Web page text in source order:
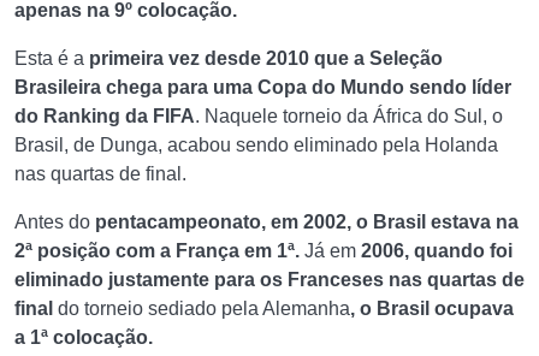
apenas na 9º colocação.
Esta é a primeira vez desde 2010 que a Seleção
Brasileira chega para uma Copa do Mundo sendo líder
do Ranking da FIFA. Naquele torneio da África do Sul, o
Brasil, de Dunga, acabou sendo eliminado pela Holanda
nas quartas de final.
Antes do pentacampeonato, em 2002, o Brasil estava na
2ª posição com a França em 1ª. Já em 2006, quando foi
eliminado justamente para os Franceses nas quartas de
final do torneio sediado pela Alemanha, o Brasil ocupava
a 1ª colocação.